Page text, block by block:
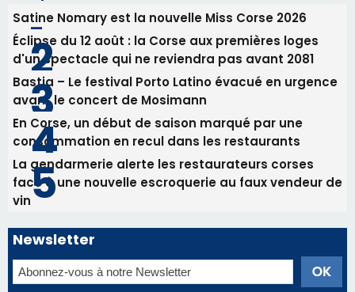
Satine Nomary est la nouvelle Miss Corse 2026
Éclipse du 12 août : la Corse aux premières loges
d'un spectacle qui ne reviendra pas avant 2081
Bastia – Le festival Porto Latino évacué en urgence
avant le concert de Mosimann
En Corse, un début de saison marqué par une
consommation en recul dans les restaurants
La gendarmerie alerte les restaurateurs corses
face à une nouvelle escroquerie au faux vendeur de
vin
Newsletter